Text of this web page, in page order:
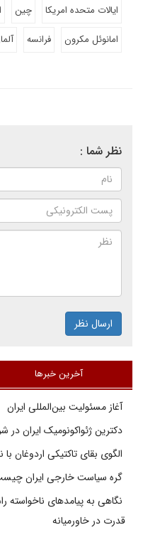
ایالات متحده امریکا
چین
امانوئل مکرون
فرانسه
نظر شما :
ارسال نظر
آخرین خبرها
آغاز مسئولیت بین‌المللی ایران
دکترین ژئواکونومیک ایران در
الگوی بقای تاکتیکی اردوغان با
گره سیاست خارجی ایران
نگاهی به پیامدهای ناخواسته
قدرت در خاورمیانه